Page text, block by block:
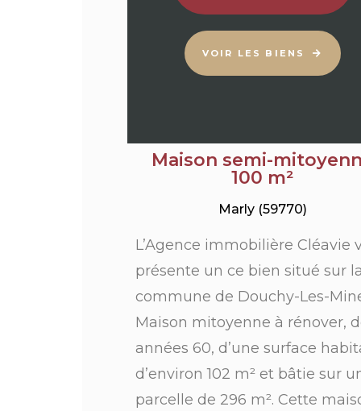
Maison semi-
100 m²
Marly (59770)
L’Agence immobilière Cléavie
présente un ce bien situé sur
commune de Douchy-Les-
Maison mitoyenne à rénover,
années 60, d’une surface
d’environ 102 m² et bâtie sur
parcelle de 296 m². Cette
VOIR LES BIENS